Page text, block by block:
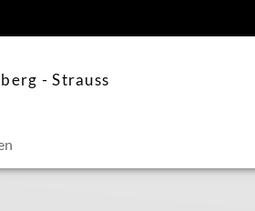
- Strauss